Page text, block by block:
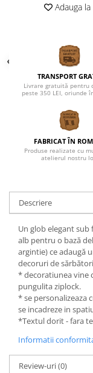
Adauga la
TRANSPORT
Livrare gratuită pentru
peste 350 LEI, oriunde
FABRICAT ÎN
Produse realizate cu
atelierul nostru
Descriere
Un glob elegant sub
alb pentru o bază
argintie) ce adaugă
decoruri de
* decoratiunea vine
pungulita ziplock.
* se personalizeaza
se incadreze in
*Textul dorit - fara
Informatii
Review-uri(0)